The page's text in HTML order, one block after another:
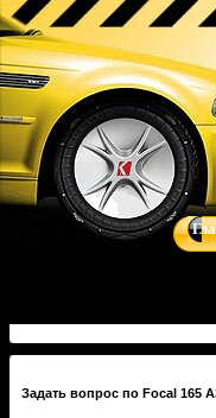
Купить Focal 165 A3 - 3-
магнитолы,
Задать вопрос по Focal 165